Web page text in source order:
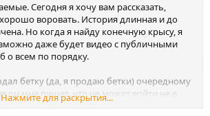
Сегодня я хочу вам рассказать,
воровать. История длинная и до
Но когда я найду конечную крысу, я
даже будет видео с публичными
о всем по порядку.
бетку (да, я продаю бетки) очередному
он мне пишет, что не может войти не в
не в бетку. Мы оперативно
Нажмите для раскрытия...